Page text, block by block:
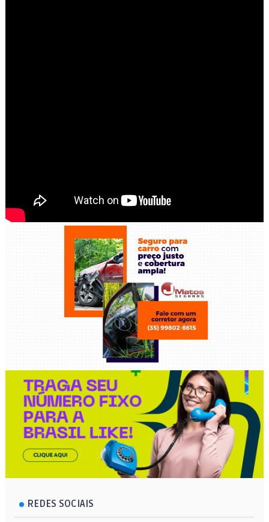
REDES SOCIAIS